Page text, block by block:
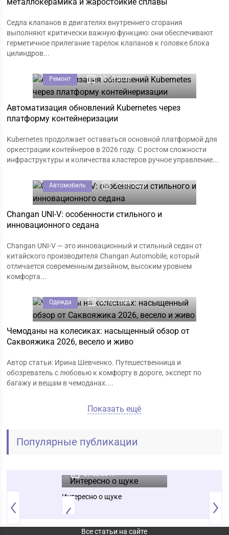
Седла клапанов в двигателях внутреннего сгорания
выполняют критически важную функцию: они обеспечивают
герметичное прилегание тарелок клапанов к головке блока
цилиндров...
Ремонт 18.03.2026
Автоматизация обновлений Kubernetes через
платформу контейнеризации
Kubernetes продолжает оставаться основной платформой для
оркестрации контейнеров в 2026 году. С ростом сложности
инфраструктуры и количества кластеров ручное управление...
Автомобиль 12.03.2026
Changan UNI-V: особенности стильного и
инновационного седана
Changan UNI-V — это инновационный и стильный седан от
китайского производителя Changan Automobile, который
отличается современным дизайном, высоким уровнем
комфорта...
Одежда 02.02.2026
Чемоданы на колесиках: насыщенный обзор от
Саквояжика 2026, весело и живо
Автор статьи: Ирина Шевченко. Путешественница и
обозреватель с любовью к комфорту в дороге, эксперт по
багажу и вещам в чемоданах....
Показать ещё
Популярные публикации
27.02.2017
Интересно о щуке
Все статьи на сайте